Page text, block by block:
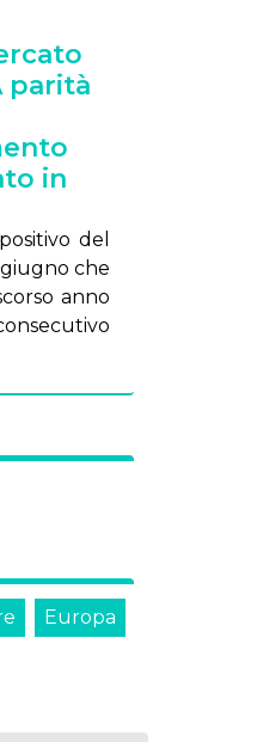
parità
in
del
che
an­no
Europa